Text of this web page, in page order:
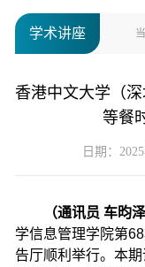
学术讲座
香港中文大学（
等餐
日期：
（通讯员 车昀
学信息管理学院第
告厅顺利举行。本